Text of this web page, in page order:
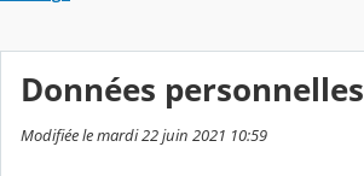
Données personnelles
Modifiée le mardi 22 juin 2021 10:59